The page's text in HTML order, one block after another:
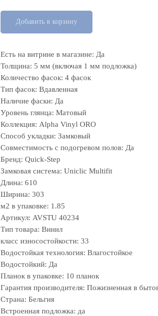
Добавить в корзину
Есть на витрине в магазине: Да
Толщина: 5 мм (включая 1 мм подложка)
Количество фасок: 4 фасок
Тип фасок: Вдавленная
Наличие фаски: Да
Уровень глянца: Матовый
Коллекция: Alpha Vinyl ORO
Способ укладки: Замковый
Совместимость с подогревом полов: Да
Бренд: Quick-Step
Замковая система: Uniclic Multifit
Длина: 610
Ширина: 303
м2 в упаковке: 1.85
Артикул: AVSTU 40234
Тип товара: Винил
класс износостойкости: 33
Водостойкая технология: Влагостойкое
Водостойкий: Да
Планок в упаковке: 10 планок
Гарантия производителя: Пожизненная в
Страна: Бельгия
Встроенная подложка: да